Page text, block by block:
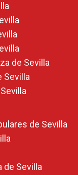
de Sevilla
Sevilla
de Sevilla
de Sevilla